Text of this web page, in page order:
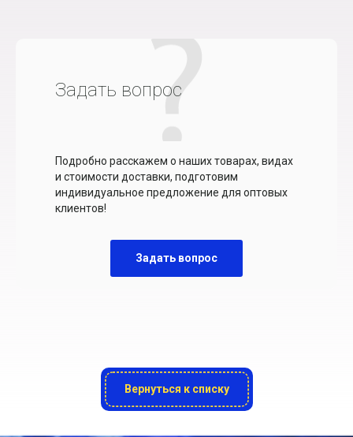
Задать вопрос
Подробно расскажем о наших товарах, видах
и стоимости доставки, подготовим
индивидуальное предложение для оптовых
клиентов!
Задать вопрос
Вернуться к списку